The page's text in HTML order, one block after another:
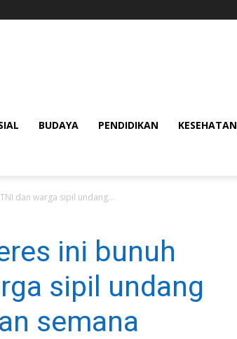
BUDAYA PENDIDIKAN KESEHATAN
dan warga sipil undang...
ini bunuh
sipil undang
semana